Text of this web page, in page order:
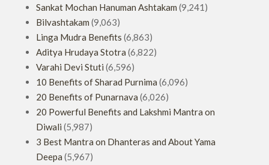
Sankat Mochan Hanuman Ashtakam (9,241)
Bilvashtakam (9,063)
Linga Mudra Benefits (6,863)
Aditya Hrudaya Stotra (6,822)
Varahi Devi Stuti (6,596)
10 Benefits of Sharad Purnima (6,096)
20 Benefits of Punarnava (6,026)
20 Powerful Benefits and Lakshmi Mantra on
Diwali (5,987)
3 Best Mantra on Dhanteras and About Yama
Deepa (5,967)